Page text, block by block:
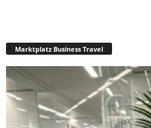
Marktplatz Business Travel